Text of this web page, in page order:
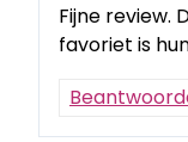
Fijne review.
favoriet is